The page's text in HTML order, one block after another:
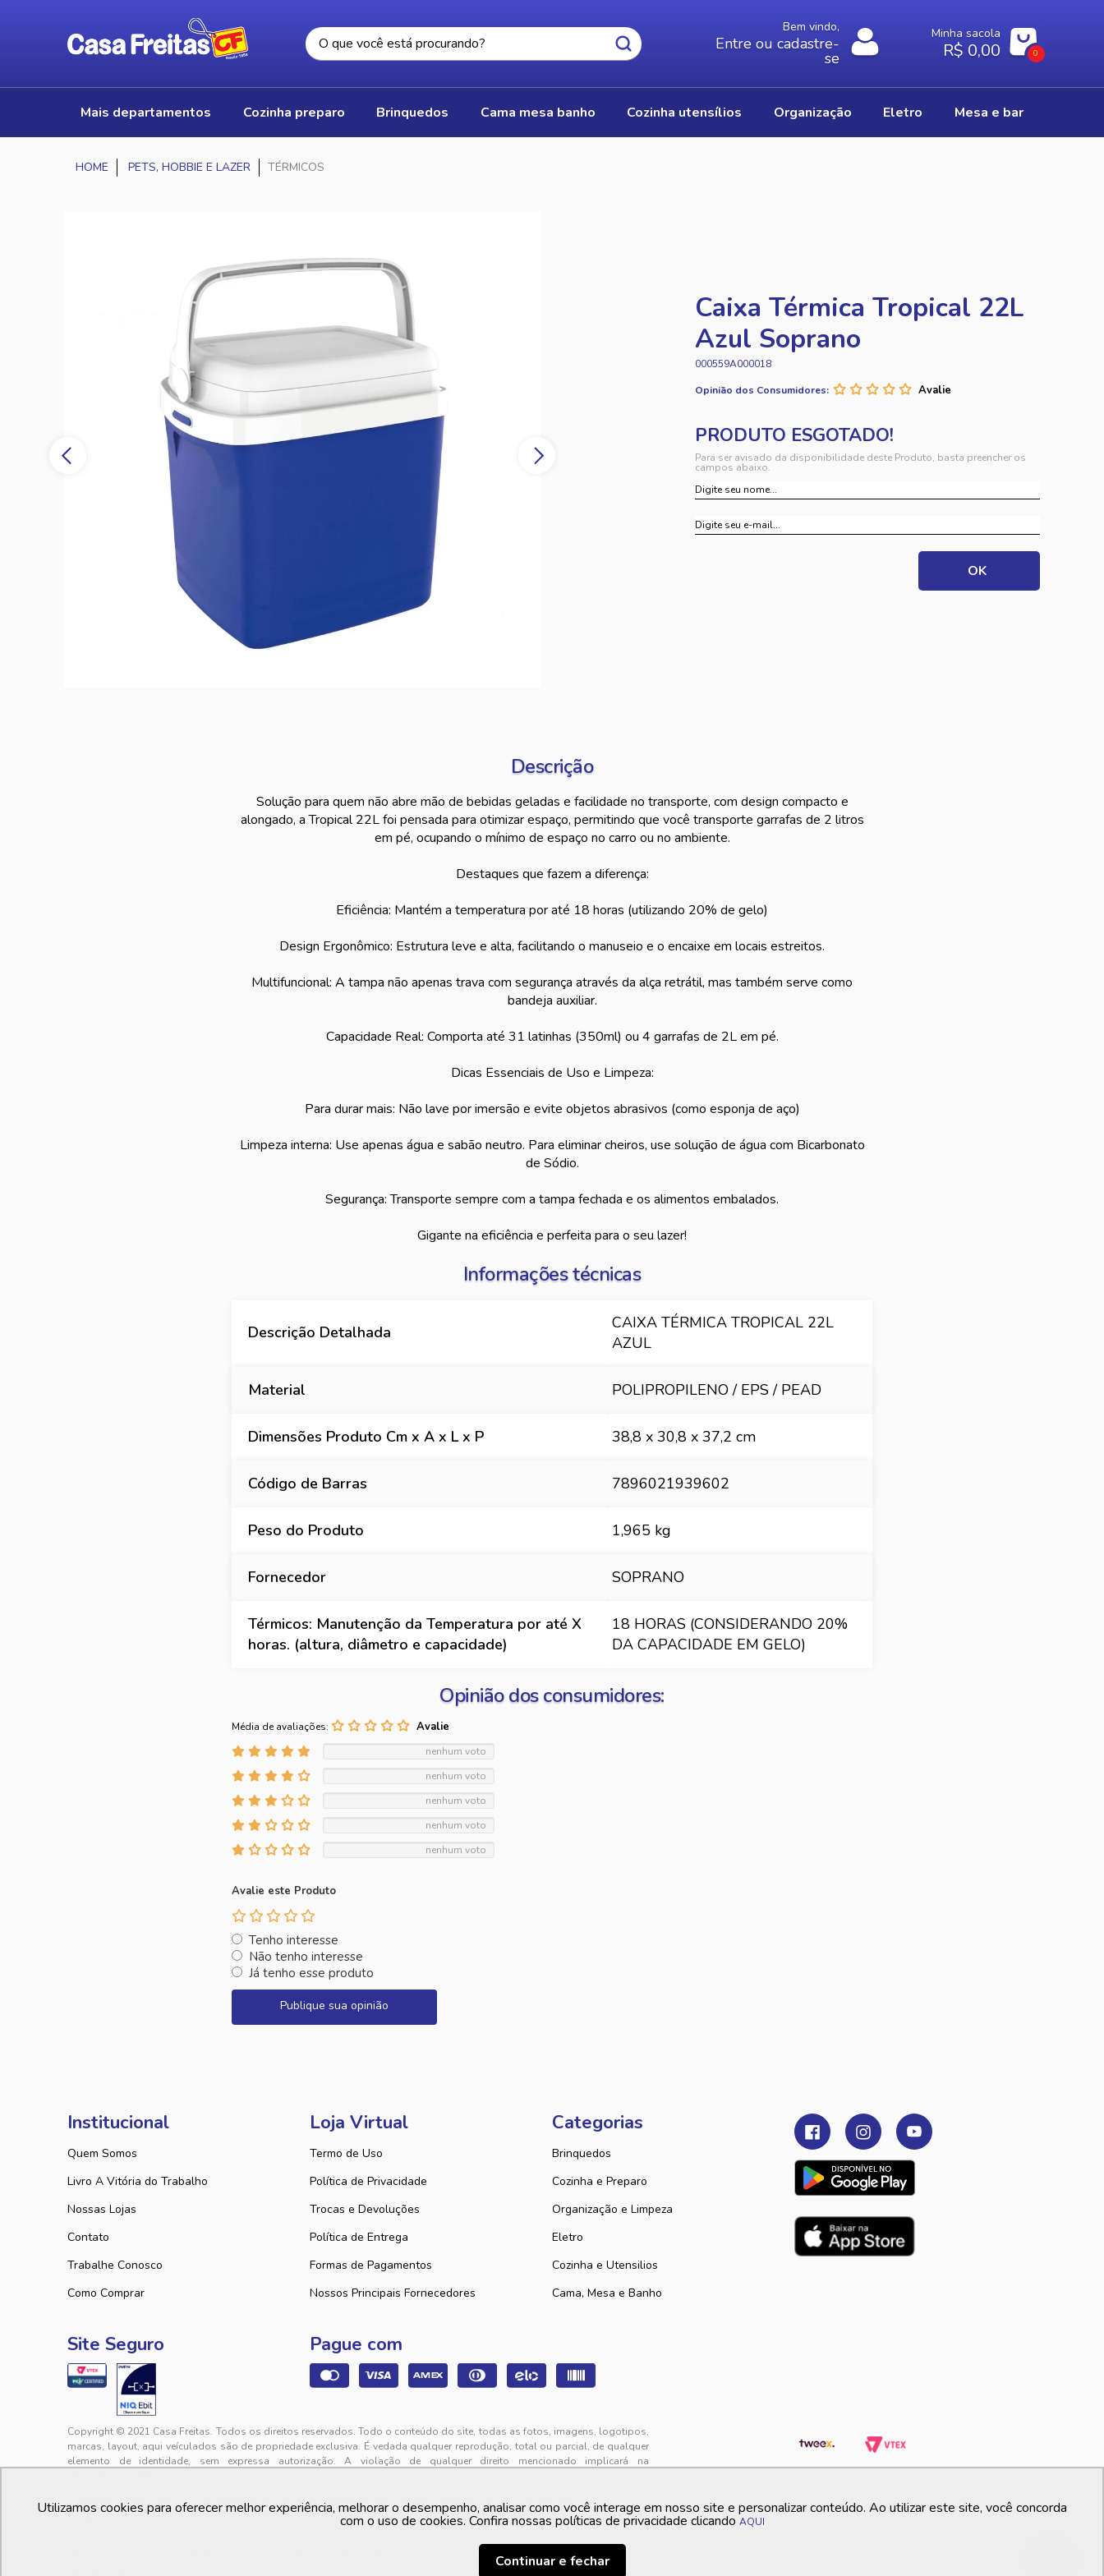
Bem vindo,
Entre ou cadastre-
se
Minha sacola
R$ 0,00 0
mais departamentos cozinha preparo brinquedos cama mesa banho cozinha utensílios organização eletro mesa e bar
PETS, HOBBIE E LAZER TÉRMICOS
Caixa Térmica Tropical 22L
Azul Soprano
000559A000018
Opinião dos Consumidores:
Para ser avisado da disponibilidade deste Produto, basta preencher os
campos abaixo.
Descrição
Solução para quem não abre mão de bebidas geladas e facilidade no transporte, com design compacto e
alongado, a Tropical 22L foi pensada para otimizar espaço, permitindo que você transporte garrafas de 2 litros
em pé, ocupando o mínimo de espaço no carro ou no ambiente.
Destaques que fazem a diferença:
Eficiência: Mantém a temperatura por até 18 horas (utilizando 20% de gelo)
Design Ergonômico: Estrutura leve e alta, facilitando o manuseio e o encaixe em locais estreitos.
Multifuncional: A tampa não apenas trava com segurança através da alça retrátil, mas também serve como
bandeja auxiliar.
Capacidade Real: Comporta até 31 latinhas (350ml) ou 4 garrafas de 2L em pé.
Dicas Essenciais de Uso e Limpeza:
Para durar mais: Não lave por imersão e evite objetos abrasivos (como esponja de aço)
Limpeza interna: Use apenas água e sabão neutro. Para eliminar cheiros, use solução de água com Bicarbonato
de Sódio.
Segurança: Transporte sempre com a tampa fechada e os alimentos embalados.
Gigante na eficiência e perfeita para o seu lazer!
Informações técnicas
Descrição Detalhada
CAIXA TÉRMICA TROPICAL 22L
AZUL
Material POLIPROPILENO / EPS / PEAD
Dimensões Produto Cm x A x L x P 38,8 x 30,8 x 37,2 cm
Código de Barras 7896021939602
Peso do Produto 1,965 kg
Fornecedor SOPRANO
Térmicos: Manutenção da Temperatura por até X
horas. (altura, diâmetro e capacidade)
18 HORAS (CONSIDERANDO 20%
DA CAPACIDADE EM GELO)
Opinião dos consumidores:
Média de avaliações:
nenhum voto
nenhum voto
nenhum voto
nenhum voto
nenhum voto
Avalie este Produto
Tenho interesse
Não tenho interesse
Já tenho esse produto
Publique sua opinião
Institucional
Quem Somos
Livro A Vitória do Trabalho
Nossas Lojas
Contato
Trabalhe Conosco
Como Comprar
Loja Virtual
Termo de Uso
Política de Privacidade
Trocas e Devoluções
Política de Entrega
Formas de Pagamentos
Nossos Principais Fornecedores
Categorias
Brinquedos
Cozinha e Preparo
Organização e Limpeza
Eletro
Cozinha e Utensilios
Cama, Mesa e Banho
Site Seguro Pague com
Copyright © 2021 Casa Freitas. Todos os direitos reservados. Todo o conteúdo do site, todas as fotos, imagens, logotipos,
marcas, layout, aqui veículados são de propriedade exclusiva. É vedada qualquer reprodução, total ou parcial, de qualquer
elemento de identidade, sem expressa autorização. A violação de qualquer direito mencionado implicará na
PFM COMERCIAL LTDA. | 01.740.627/0001-41 - Rua Lourival Sales, 325 - Jabuti - Eusébio - CE | CEP: 61760-000
sac@casafreitas.com.br - WhatsApp: (85) 9994-3149. Atendimento de segunda a sexta-feira das 9h00 às 12h00 e das 13h00
Os preços dos produtos estão sujeitos a alteração sem aviso prévio. O preço valido é sempre o apresentado no momento
Utilizamos cookies para oferecer melhor experiência, melhorar o desempenho, analisar como você interage em nosso site e personalizar conteúdo. Ao utilizar este site, você concorda
com o uso de cookies. Confira nossas políticas de privacidade clicando AQUI
Continuar e fechar